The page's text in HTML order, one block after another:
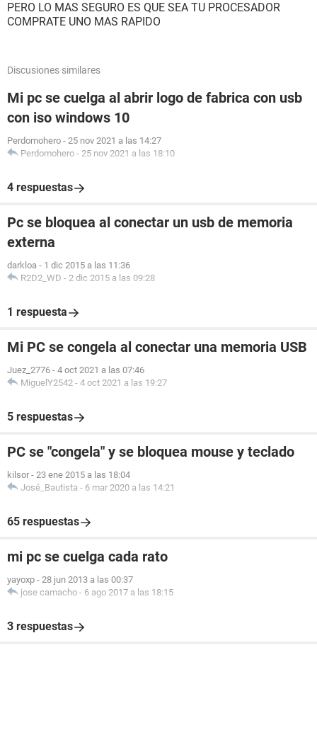
PERO LO MAS SEGURO ES QUE SEA TU PROCESADOR
COMPRATE UNO MAS RAPIDO
Discusiones similares
Mi pc se cuelga al abrir logo de fabrica con usb
con iso windows 10
Perdomohero - 25 nov 2021 a las 14:27
Perdomohero - 25 nov 2021 a las 18:10
4 respuestas
Pc se bloquea al conectar un usb de memoria
externa
darkloa - 1 dic 2015 a las 11:36
R2D2_WD - 2 dic 2015 a las 09:28
1 respuesta
Mi PC se congela al conectar una memoria USB
Juez_2776 - 4 oct 2021 a las 07:46
MiguelY2542 - 4 oct 2021 a las 19:27
5 respuestas
PC se "congela" y se bloquea mouse y teclado
kilsor - 23 ene 2015 a las 18:04
José_Bautista - 6 mar 2020 a las 14:21
65 respuestas
mi pc se cuelga cada rato
yayoxp - 28 jun 2013 a las 00:37
jose camacho - 6 ago 2017 a las 18:15
3 respuestas